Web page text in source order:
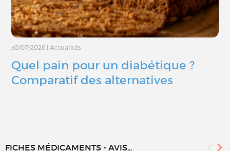
30/07/2026 | Actualités
Quel pain pour un diabétique ?
Comparatif des alternatives
FICHES MÉDICAMENTS - AVIS...